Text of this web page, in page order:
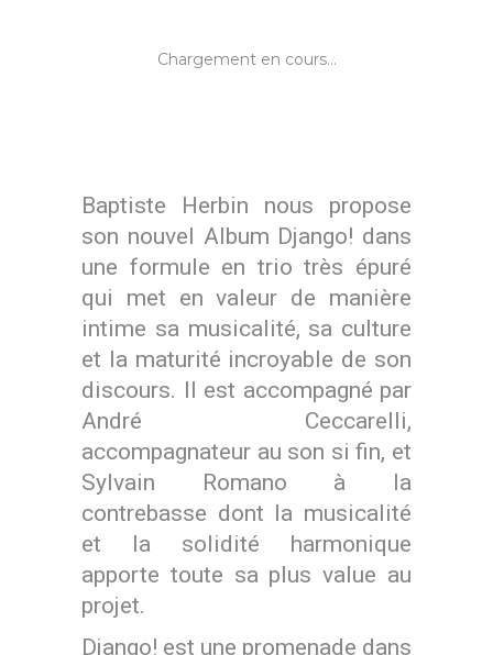
Chargement en cours...
Baptiste Herbin nous propose
son nouvel Album Django! dans
une formule en trio très épuré
qui met en valeur de manière
intime sa musicalité, sa culture
et la maturité incroyable de son
discours. Il est accompagné par
André Ceccarelli,
accompagnateur au son si fin, et
Sylvain Romano à la
contrebasse dont la musicalité
et la solidité harmonique
apporte toute sa plus value au
projet.
Django! est une promenade dans